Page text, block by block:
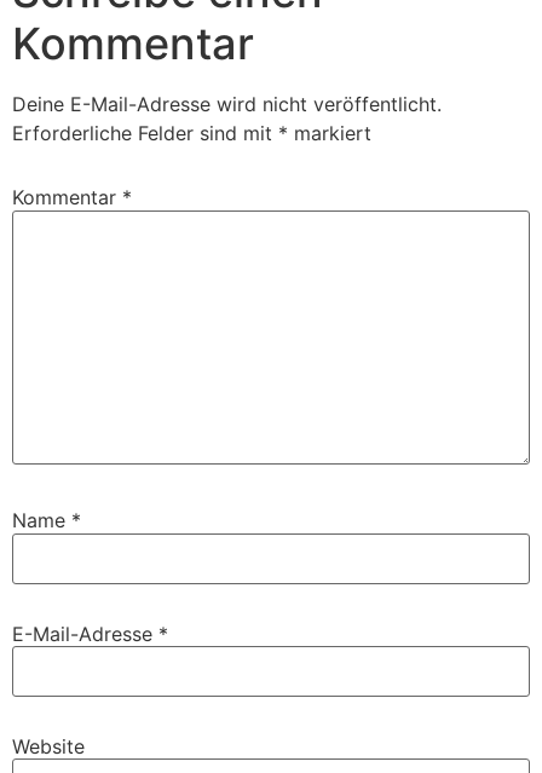
Kommentar
Deine E-Mail-Adresse wird nicht veröffentlicht.
Erforderliche Felder sind mit * markiert
Kommentar *
Name *
E-Mail-Adresse *
Website